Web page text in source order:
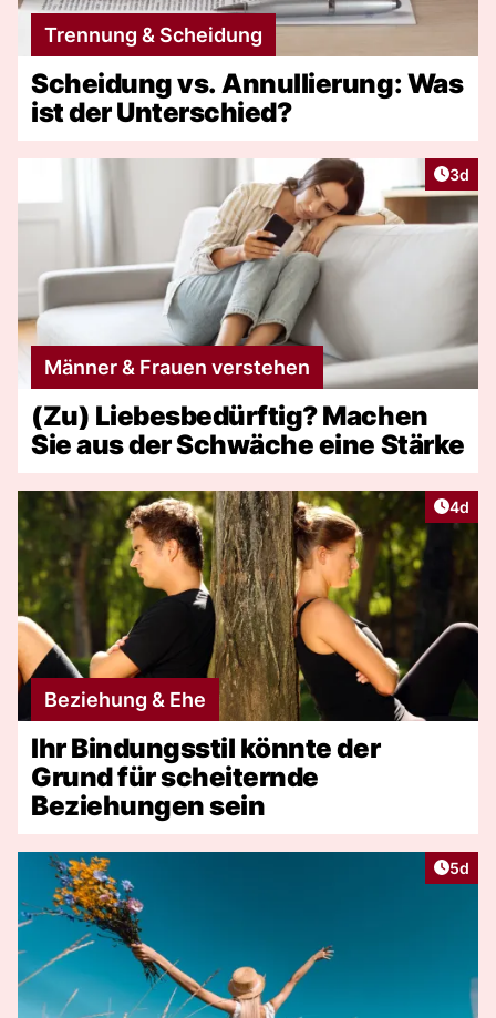
Trennung & Scheidung
Scheidung vs. Annullierung: Was
ist der Unterschied?
3d
Männer & Frauen verstehen
(Zu) Liebesbedürftig? Machen
Sie aus der Schwäche eine Stärke
4d
Beziehung & Ehe
Ihr Bindungsstil könnte der
Grund für scheiternde
Beziehungen sein
5d